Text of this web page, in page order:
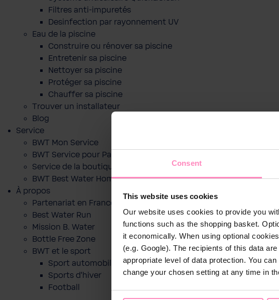
Consent
This website uses cookies
Our website uses cookies to provide you
functions such as the shopping basket.
it economically. When using optional
(e.g. Google). The recipients of this data
appropriate level of data protection. You can
change your chosen setting at any time in
Filtres anti-impuretés
Desinfection par rayonnement UV
Eau de la piscine
Construire ou rénover sa piscine
Entretenir sa piscine
Nettoyer sa piscine
Protéger sa piscine
Chauffer sa piscine
Trouver un installateur
Blog
Service
BWT Mon Service
BWT Service pour Particuliers
Service de la boutique en ligne
BWT Best Water Home App
À propos
Partenariat en France
Best Water Run
Mission B. Water
Bottle Free Zone
BWT et le sport
Sport automobile
Sports d'hiver
Football